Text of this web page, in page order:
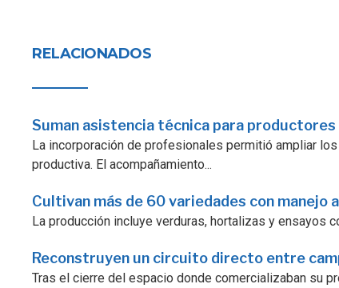
RELACIONADOS
Suman asistencia técnica para
La incorporación de profesionales permitió ampliar
productiva. El acompañamiento...
Cultivan más de 60 variedades con manejo
La producción incluye verduras, hortalizas y ensayos
Reconstruyen un circuito directo entre
Tras el cierre del espacio donde comercializaban su